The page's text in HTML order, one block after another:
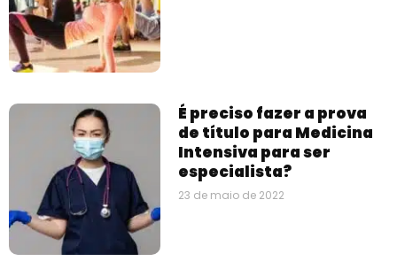
É preciso fazer a prova
de título para Medicina
Intensiva para ser
especialista?
23 de maio de 2022